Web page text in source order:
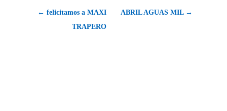
← felicitamos a MAXI
TRAPERO
ABRIL AGUAS MIL →